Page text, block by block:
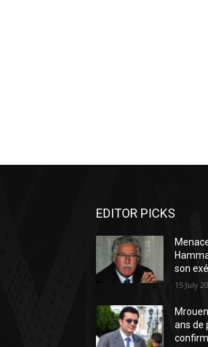
EDITOR PICKS
son
15 July
ans de